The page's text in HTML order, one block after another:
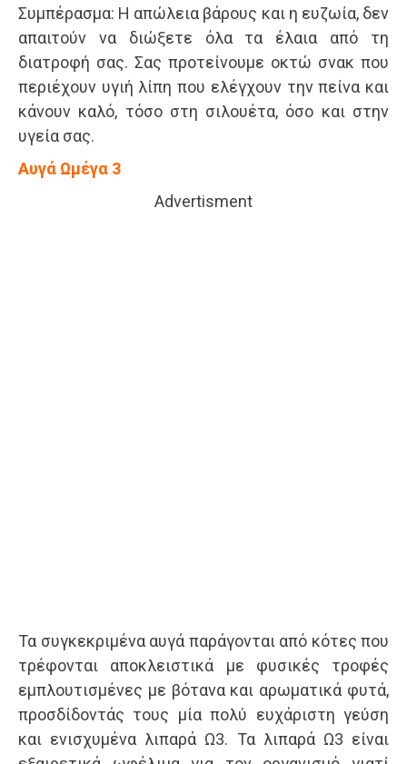
Συμπέρασμα: Η απώλεια βάρους και η ευζωία, δεν
απαιτούν να διώξετε όλα τα έλαια από τη
διατροφή σας. Σας προτείνουμε οκτώ σνακ που
περιέχουν υγιή λίπη που ελέγχουν την πείνα και
κάνουν καλό, τόσο στη σιλουέτα, όσο και στην
υγεία σας.
Αυγά Ωμέγα 3
Advertisment
Τα συγκεκριμένα αυγά παράγονται από κότες που
τρέφονται αποκλειστικά με φυσικές τροφές
εμπλουτισμένες με βότανα και αρωματικά φυτά,
προσδίδοντάς τους μία πολύ ευχάριστη γεύση
και ενισχυμένα λιπαρά Ω3. Τα λιπαρά Ω3 είναι